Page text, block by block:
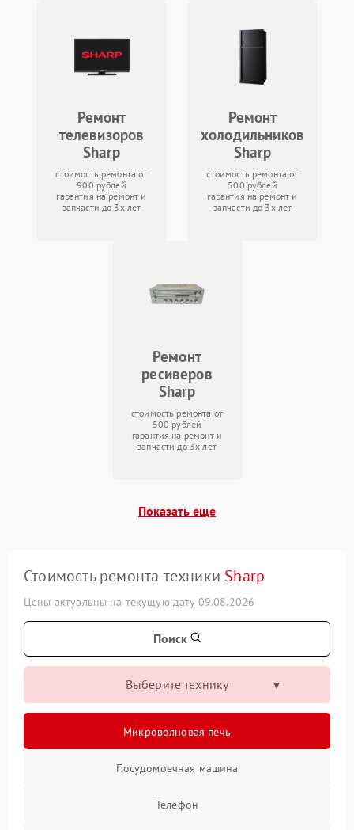
Ремонт
телевизоров
Sharp
стоимость ремонта от
900 рублей
гарантия на ремонт и
запчасти до 3х лет
Ремонт
холодильников
Sharp
стоимость ремонта от
500 рублей
гарантия на ремонт и
запчасти до 3х лет
Ремонт
ресиверов
Sharp
стоимость ремонта от
500 рублей
гарантия на ремонт и
запчасти до 3х лет
Показать еще
Стоимость ремонта техники Sharp
Цены актуальны на текущую дату 09.08.2026
Поиск
Выберите технику
Микроволновая печь
Посудомоечная машина
Телефон